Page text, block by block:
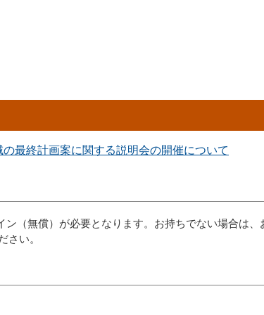
最終計画案に関する説明会の開催について
（無償）が必要となります。お持ちでない場合は、
い。